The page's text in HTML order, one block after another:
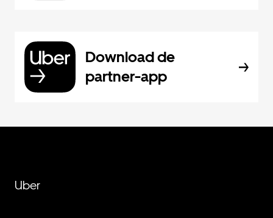
Download de
partner-app
Uber